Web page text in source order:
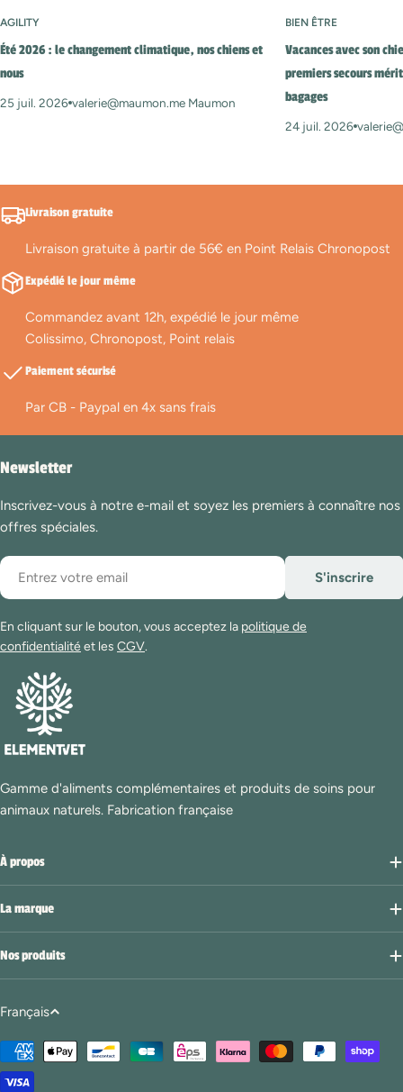
AGILITY
Été 2026 : le changement climatique, nos chiens et
nous
25 juil. 2026 valerie@maumon.me Maumon
BIEN ÊTRE
Vacances avec son
premiers secours
bagages
24 juil. 2026
Livraison gratuite
Livraison gratuite à partir de 56€ en Point Relais Chronopost
Expédié le jour même
Commandez avant 12h, expédié le jour même
Colissimo, Chronopost, Point relais
Paiement sécurisé
Par CB - Paypal en 4x sans frais
Gamme d'aliments complémentaires et produits de soins pour
animaux naturels. Fabrication française
À propos
La marque
Nos produits
Newsletter
Inscrivez-vous à notre e-mail et soyez les premiers à connaître nos
offres spéciales.
E-
mail
S'inscrire
En cliquant sur le bouton, vous acceptez la politique de
confidentialité et les CGV.
L
a
n
g
Français
Modes
de